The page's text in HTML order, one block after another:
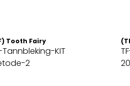
Tooth Fairy
Tannbleking-KIT
2